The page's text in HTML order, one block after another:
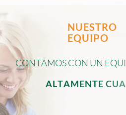
NUESTRO
EQUIPO
CONTAMOSCON UN EQUI
ALTAMENTE CUA